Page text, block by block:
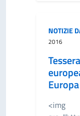
NOTIZIE
2016
<img